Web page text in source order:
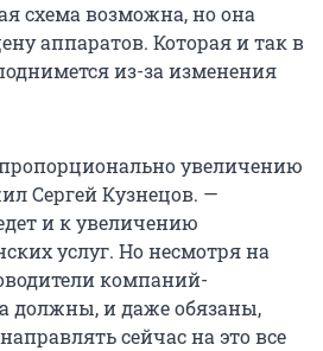
схема возможна, но она
аппаратов. Которая и так в
из-за изменения
увеличению
Сергей Кузнецов. —
и к увеличению
услуг. Но несмотря на
компаний-
должны, и даже обязаны,
сейчас на это все